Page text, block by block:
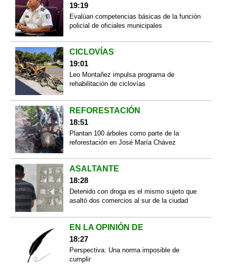
19:19
Evalúan competencias básicas de la función
policial de oficiales municipales
CICLOVÍAS
19:01
Leo Montañez impulsa programa de
rehabilitación de ciclovías
REFORESTACIÓN
18:51
Plantan 100 árboles como parte de la
reforestación en José María Chávez
ASALTANTE
18:28
Detenido con droga es el mismo sujeto que
asaltó dos comercios al sur de la ciudad
EN LA OPINIÓN DE
18:27
Perspectiva: Una norma imposible de
cumplir